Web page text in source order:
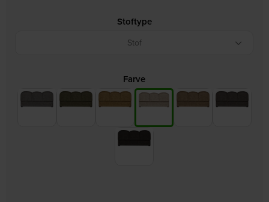
Stoftype
Stof
Farve